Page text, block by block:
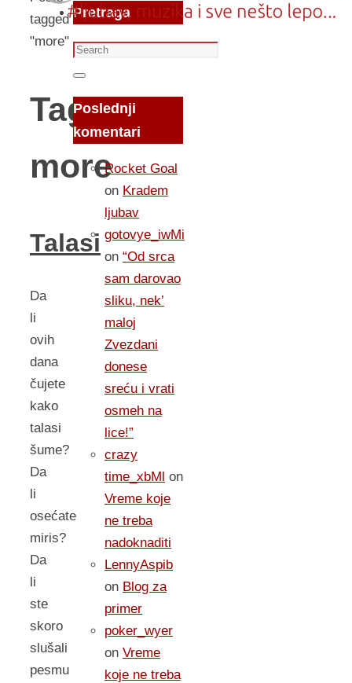
tagged
"more"
Tag:
more
Talasi
Da
li
ovih
dana
čujete
kako
talasi
šume?
Da
li
osećate
miris?
Da
li
ste
skoro
slušali
pesmu
Pretraga
Search
for:
Search
Poslednji
komentari
Rocket Goal
on Kradem
ljubav
gotovye_iwMi
on “Od srca
sam darovao
sliku, nek’
maloj
Zvezdani
donese
sreću i vrati
osmeh na
lice!”
crazy
time_xbMl on
Vreme koje
ne treba
nadoknaditi
LennyAspib
on Blog za
primer
poker_wyer
on Vreme
koje ne treba